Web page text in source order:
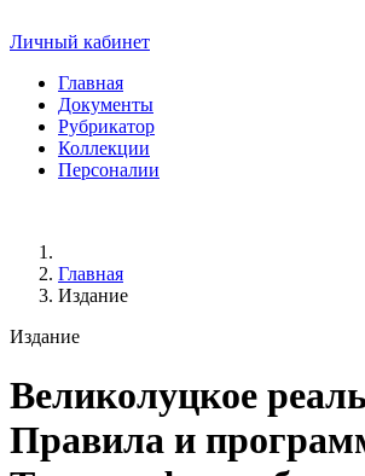
Личный кабинет
Главная
Документы
Рубрикатор
Коллекции
Персоналии
Главная
Издание
Издание
Великолуцкое
Правила и